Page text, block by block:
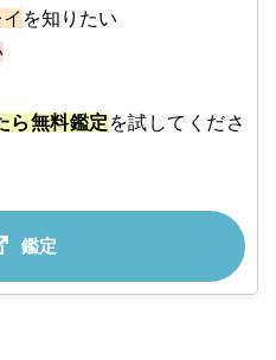
を知りたい
ら無料鑑定 を試してくださ
鑑定